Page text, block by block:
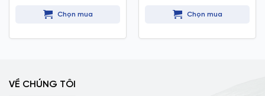
Chọn mua Chọn mua
VỀ CHÚNG TÔI